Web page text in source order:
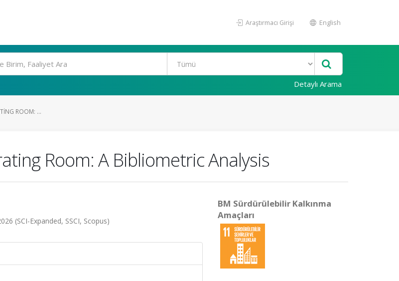
Araştırmacı Girişi English
Detaylı Arama
ROOM: ...
Room: A Bibliometric Analysis
(SCI-Expanded, SSCI, Scopus)
BM Sürdürülebilir Kalkınma
Amaçları